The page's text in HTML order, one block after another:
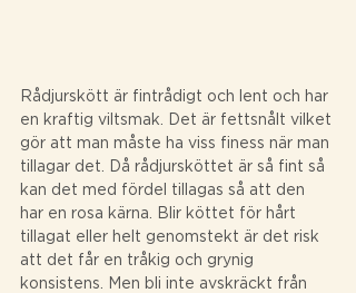
Rådjurskött är fintrådigt och lent och har
en kraftig viltsmak. Det är fettsnålt vilket
gör att man måste ha viss finess när man
tillagar det. Då rådjursköttet är så fint så
kan det med fördel tillagas så att den
har en rosa kärna. Blir köttet för hårt
tillagat eller helt genomstekt är det risk
att det får en tråkig och grynig
konsistens. Men bli inte avskräckt från